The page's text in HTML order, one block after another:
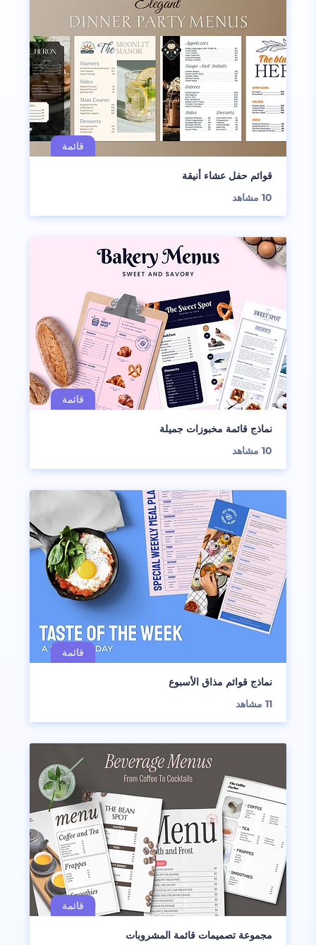
قوائم حفل عشاء أنيقة
10 مشاهد
نماذج قائمة مخبوزات جميلة
10 مشاهد
نماذج قوائم مذاق الأسبوع
11 مشاهد
مجموعة تصميمات قائمة المشروبات